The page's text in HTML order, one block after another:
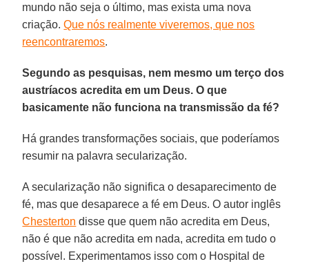
mundo não seja o último, mas exista uma nova
criação.Que nós realmente viveremos, que nos
reencontraremos.
Segundo as pesquisas, nem mesmo um terço dos
austríacos acredita em um Deus. O que
basicamente não funciona na transmissão da fé?
Há grandes transformações sociais, que poderíamos
resumir na palavra secularização.
A secularização não significa o desaparecimento de
fé, mas que desaparece a fé em Deus. O autor inglês
Chesterton disse que quem não acredita em Deus,
não é que não acredita em nada, acredita em tudo o
possível. Experimentamos isso com o Hospital de